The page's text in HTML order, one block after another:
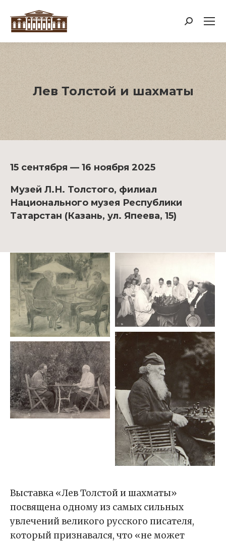
Поиск:
Лев Толстой и шахматы
15 сентября — 16 ноября 2025
Музей Л.Н. Толстого, филиал
Национального музея Республики
Татарстан (Казань, ул. Япеева, 15)
Выставка «Лев Толстой и шахматы»
посвящена одному из самых сильных
увлечений великого русского писателя,
который признавался, что «не может